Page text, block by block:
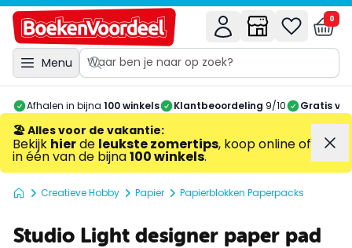
Menu
0
Afhalen in bijna 100 winkels Klantbeoordeling 9/10 Gratis
🏖️ Alles voor de vakantie:
Bekijk hierde leukste zomertips, koop online of
in één van de bijna100 winkels.
Creatieve Hobby Papier Papierblokken Paperpacks
Studio Light designer paper pad